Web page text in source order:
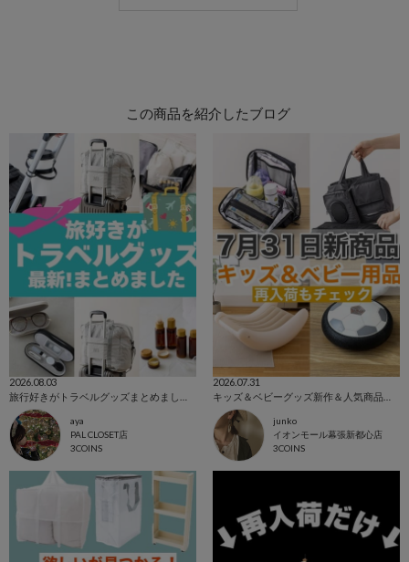
この商品を紹介したブログ
2026.08.03
aya
PAL CLOSET店
3COINS
2026.07.31
junko
イオンモール幕張新都心店
3COINS